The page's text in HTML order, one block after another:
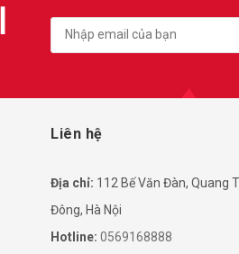
Liên hệ
Địa chỉ: 112 Bế Văn Đàn, Quang
Đông, Hà Nội
Hotline: 0569168888